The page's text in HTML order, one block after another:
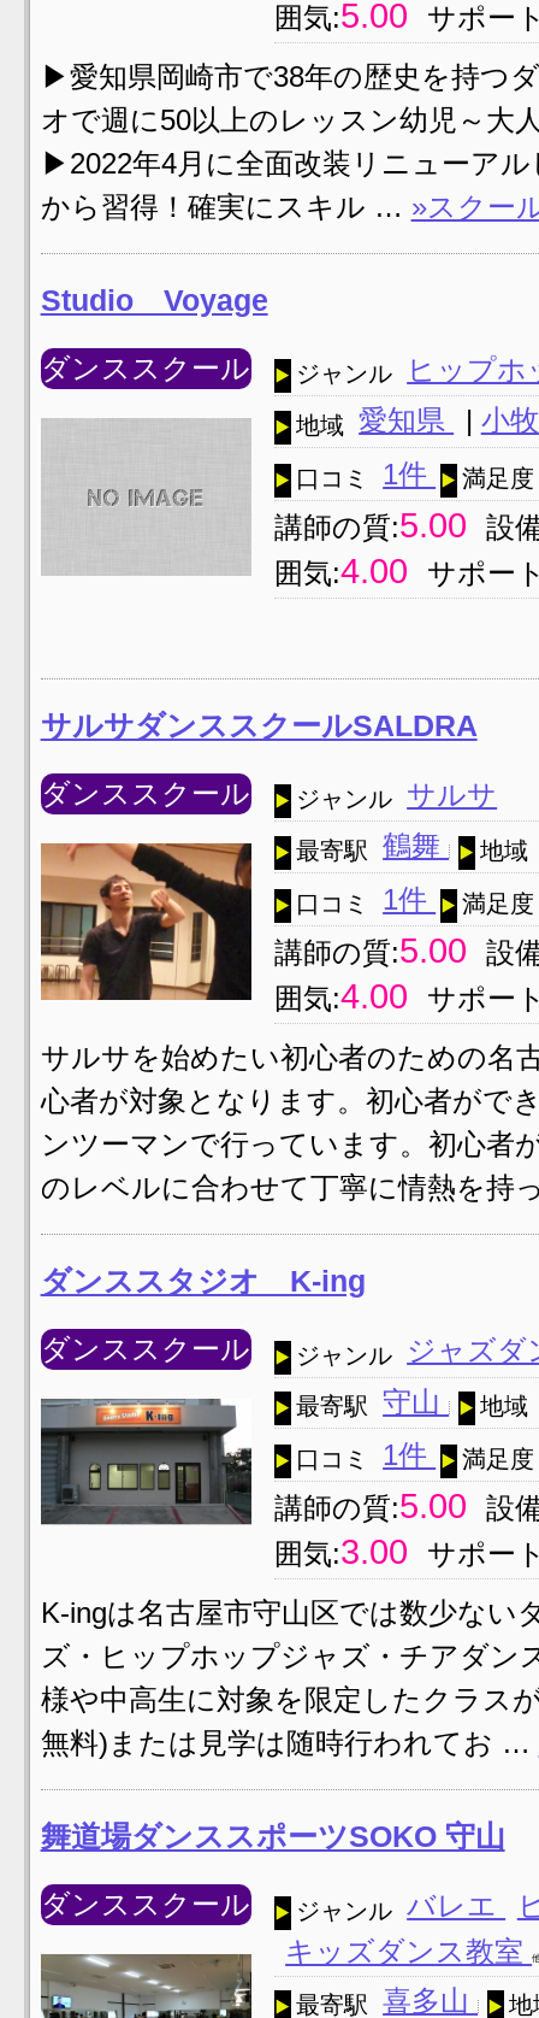
囲気:5.00
サポー
▶愛知県岡崎市で38年の歴史を持つ
オで週に50以上のレッスン幼児～大
▶2022年4月に全面改装リニューア
から習得！確実にスキル … »スクー
Studio Voyage
ダンススクール ジャンル ヒップ
地域 愛知県 | 小
口コミ 1件 満足度
講師の質:5.00
設
囲気:4.00 サポー
サルサダンススクールSALDRA
ダンススクール ジャンル サルサ
最寄駅 鶴舞 地域
口コミ 1件 満足度
講師の質:5.00
設
囲気:4.00
サポー
サルサを始めたい初心者のための名
心者が対象となります。初心者がで
ンツーマンで行っています。初心者
のレベルに合わせて丁寧に情熱を
ダンススタジオ K-ing
ダンススクール ジャンル ジャズ
最寄駅 守山 地域
口コミ 1件 満足度
講師の質:5.00
設
囲気:3.00
サポー
K-ingは名古屋市守山区では数少な
ズ・ヒップホップジャズ・チアダン
様や中高生に対象を限定したクラス
無料)または見学は随時行われてお …
舞道場ダンススポーツSOKO 守山
ダンススクール ジャンル バレエ
キッズダンス教室
最寄駅 喜多山 地